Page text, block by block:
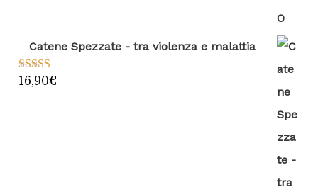
Catene Spezzate - tra violenza e malattia
Valutato
16,90€